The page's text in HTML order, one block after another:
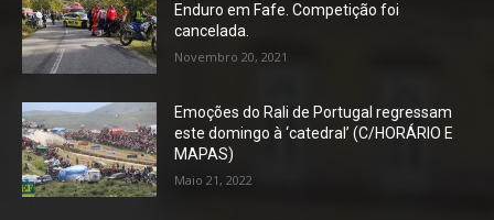
Enduro em Fafe. Competição foi
cancelada.
Novembro 20, 2021
Emoções do Rali de Portugal regressam
este domingo à ‘catedral’ (C/HORÁRIO E
MAPAS)
Maio 21, 2022